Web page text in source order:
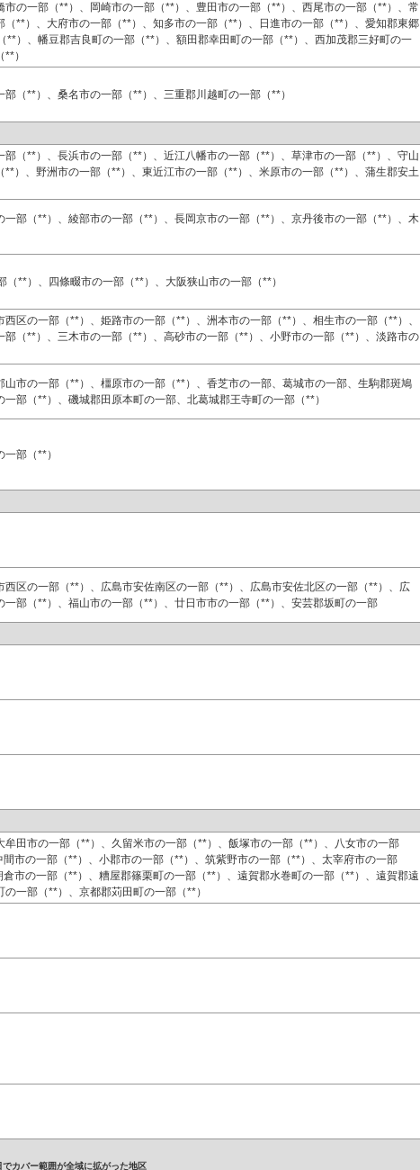
の一部（**）、岡崎市の一部（**）、豊田市の一部（**）、西尾市の一部（**）、常
（**）、大府市の一部（**）、知多市の一部（**）、日進市の一部（**）、愛知郡東郷
**）、幡豆郡吉良町の一部（**）、額田郡幸田町の一部（**）、西加茂郡三好町の一
）
（**）、桑名市の一部（**）、三重郡川越町の一部（**）
部（**）、長浜市の一部（**）、近江八幡市の一部（**）、草津市の一部（**）、守山
**）、野洲市の一部（**）、東近江市の一部（**）、米原市の一部（**）、蒲生郡安土
一部（**）、綾部市の一部（**）、長岡京市の一部（**）、京丹後市の一部（**）、木
**）、四條畷市の一部（**）、大阪狭山市の一部（**）
区の一部（**）、姫路市の一部（**）、洲本市の一部（**）、相生市の一部（**）、
部（**）、三木市の一部（**）、高砂市の一部（**）、小野市の一部（**）、淡路市の
山市の一部（**）、橿原市の一部（**）、香芝市の一部、葛城市の一部、生駒郡斑鳩
部（**）、磯城郡田原本町の一部、北葛城郡王寺町の一部（**）
部（**）
西区の一部（**）、広島市安佐南区の一部（**）、広島市安佐北区の一部（**）、広
部（**）、福山市の一部（**）、廿日市市の一部（**）、安芸郡坂町の一部
田市の一部（**）、久留米市の一部（**）、飯塚市の一部（**）、八女市の一部
間市の一部（**）、小郡市の一部（**）、筑紫野市の一部（**）、太宰府市の一部
倉市の一部（**）、糟屋郡篠栗町の一部（**）、遠賀郡水巻町の一部（**）、遠賀郡遠
一部（**）、京都郡苅田町の一部（**）
でカバー範囲が全域に拡がった地区